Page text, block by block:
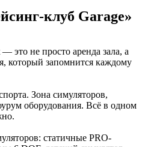
клуб Garage»
это не просто аренда зала, а
который запомнится каждому
Зона симуляторов,
оборудования. Всё в одном
статичные PRO-